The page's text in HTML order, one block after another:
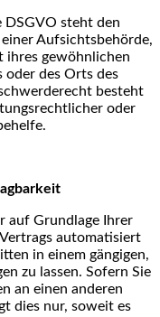
DSGVO steht den
Aufsichtsbehörde,
ihres gewöhnlichen
oder des Orts des
besteht
oder
auf Grundlage Ihrer
automatisiert
in einem gängigen,
zu lassen. Sofern Sie
an einen anderen
dies nur, soweit es